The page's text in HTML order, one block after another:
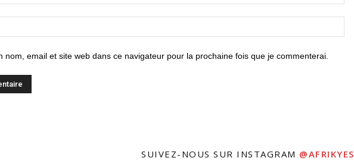
nom, email et site web dans ce navigateur pour la prochaine fois que je commenterai.
SUIVEZ-NOUS SUR INSTAGRAM @AFRIKYES